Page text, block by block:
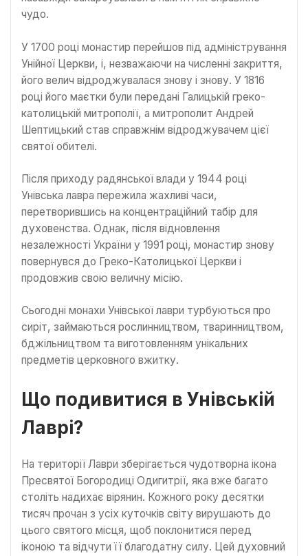
чудо.
У 1700 році монастир перейшов під адміністрування
Унійної Церкви, і, незважаючи на численні закриття,
його велич відроджувалася знову і знову. У 1816
році його маєтки були передані Галицькій греко-
католицькій митрополії, а митрополит Андрей
Шептицький став справжнім відроджувачем цієї
святої обителі.
Після приходу радянської влади у 1944 році
Унівська лавра пережила жахливі часи,
перетворившись на концентраційний табір для
духовенства. Однак, після відновлення
незалежності України у 1991 році, монастир знову
повернувся до Греко-Католицької Церкви і
продовжив свою величну місію.
Сьогодні монахи Унівської лаври турбуються про
сиріт, займаються рослинництвом, тваринництвом,
бджільництвом та виготовленням унікальних
предметів церковного вжитку.
Що подивитися в Унівській
Лаврі?
На території Лаври зберігається чудотворна ікона
Пресвятої Богородиці Одигитрії, яка вже багато
століть надихає вірянин. Кожного року десятки
тисяч прочан з усіх куточків світу вирушають до
цього святого місця, щоб поклонитися перед
іконою та відчути її благодатну силу. Цей духовний